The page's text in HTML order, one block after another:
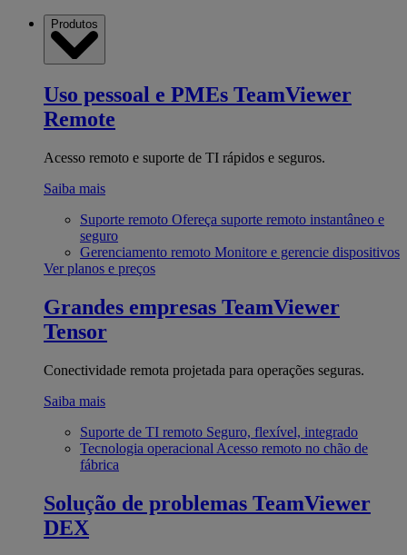
Produtos
Uso pessoal e PMEs TeamViewer
Remote
Acesso remoto e suporte de TI rápidos e seguros.
Saiba mais
Suporte remoto Ofereça suporte remoto instantâneo e
seguro
Gerenciamento remoto Monitore e gerencie dispositivos
Ver planos e preços
Grandes empresas TeamViewer
Tensor
Conectividade remota projetada para operações seguras.
Saiba mais
Suporte de TI remoto Seguro, flexível, integrado
Tecnologia operacional Acesso remoto no chão de
fábrica
Solução de problemas TeamViewer
DEX